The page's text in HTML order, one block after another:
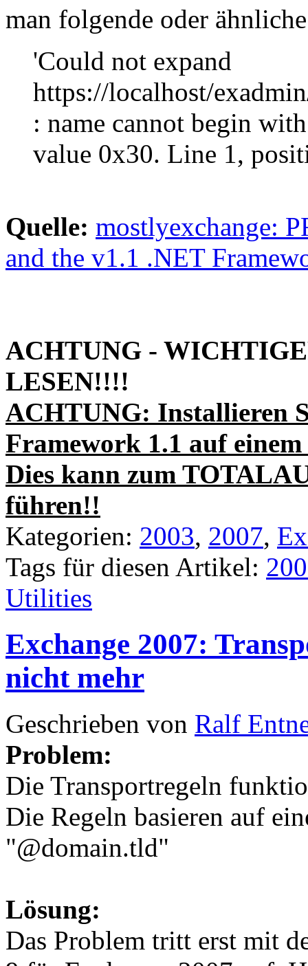
man folgende oder
'Could not expand
https://localhost/
: name cannot begin
value 0x30. Line 1,
Quelle: mostlyexchange:
and the v1.1 .NET
ACHTUNG -
LESEN!!!!
ACHTUNG: Installieren
Framework 1.1 auf
Dies kann zum
führen!!
Kategorien: 2003, 2007,
Tags für diesen Artikel:
Utilities
Exchange 2007:
nicht mehr
Geschrieben von Ralf
Problem:
Die Transportregeln
Die Regeln basieren auf
"@domain.tld"
Lösung:
Das Problem tritt erst mit